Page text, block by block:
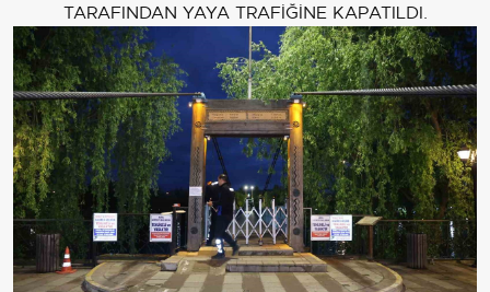
TARAFINDAN YAYA TRAFİĞİNE KAPATILDI.